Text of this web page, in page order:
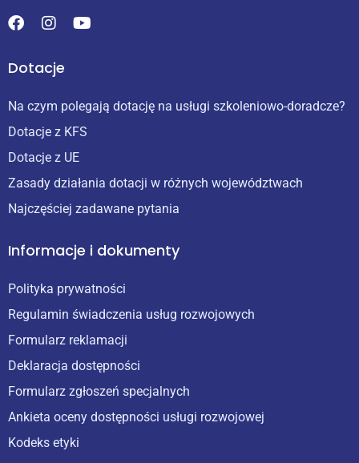
Dotacje
Na czym polegają dotację na usługi szkoleniowo-doradcze?
Dotacje z KFS
Dotacje z UE
Zasady działania dotacji w różnych województwach
Najczęściej zadawane pytania
Informacje i dokumenty
Polityka prywatności
Regulamin świadczenia usług rozwojowych
Formularz reklamacji
Deklaracja dostępności
Formularz zgłoszeń specjalnych
Ankieta oceny dostępności usługi rozwojowej
Kodeks etyki